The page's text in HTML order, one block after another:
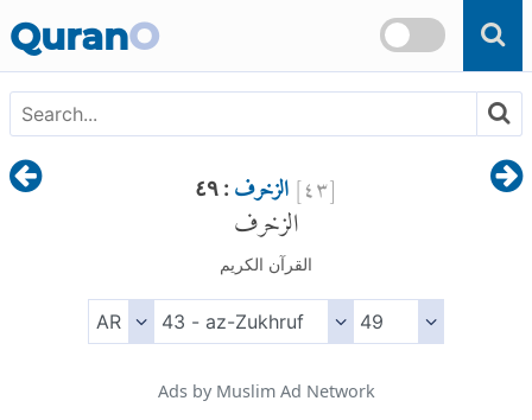
Skip to main content
QuranO
[٤٣]الزخرف : ٤٩ الزخرف
القرآن الكريم
Ads by Muslim Ad Network